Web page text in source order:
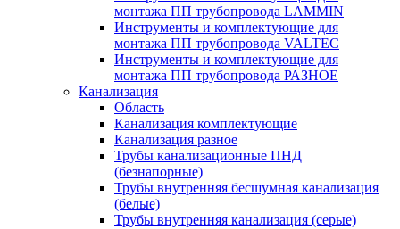
монтажа ПП трубопровода LAMMIN
Инструменты и комплектующие для
монтажа ПП трубопровода VALTEC
Инструменты и комплектующие для
монтажа ПП трубопровода РАЗНОЕ
Канализация
Область
Канализация комплектующие
Канализация разное
Трубы канализационные ПНД
(безнапорные)
Трубы внутренняя бесшумная канализация
(белые)
Трубы внутренняя канализация (серые)